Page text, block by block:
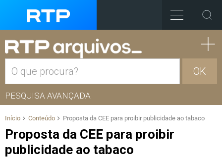
OK
PESQUISA AVANÇADA
Início Conteúdo Proposta da CEE para proibir publicidade ao tabaco
Proposta da CEE para proibir
publicidade ao tabaco